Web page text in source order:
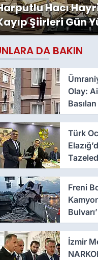
Hacı
Şiirleri Gün
DA BAKIN
Olay:
Atladı
Türk
Haykır
Başkan
Freni
İzmir